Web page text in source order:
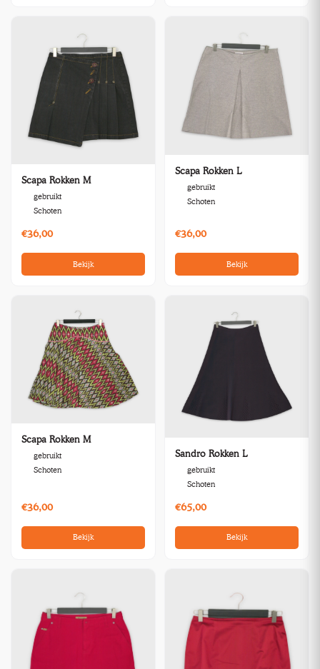
Scapa Rokken M
gebruikt
Schoten
€36,00
Bekijk
Scapa Rokken L
gebruikt
Schoten
€36,00
Bekijk
Scapa Rokken M
gebruikt
Schoten
€36,00
Bekijk
Sandro Rokken L
gebruikt
Schoten
€65,00
Bekijk